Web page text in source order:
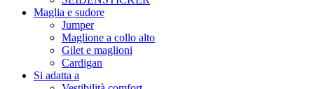
Maglia e sudore
Jumper
Maglione a collo alto
Gilet e maglioni
Cardigan
Si adatta a